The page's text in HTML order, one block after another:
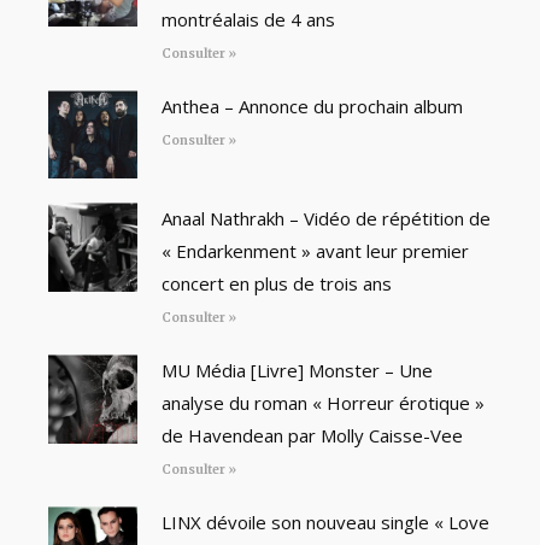
montréalais de 4 ans
Consulter »
Anthea – Annonce du prochain album
Consulter »
Anaal Nathrakh – Vidéo de répétition de
« Endarkenment » avant leur premier
concert en plus de trois ans
Consulter »
MU Média [Livre] Monster – Une
analyse du roman « Horreur érotique »
de Havendean par Molly Caisse-Vee
Consulter »
LINX dévoile son nouveau single « Love